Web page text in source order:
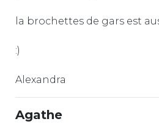
la brochettes de gars est
:)
Alexandra
Agathe